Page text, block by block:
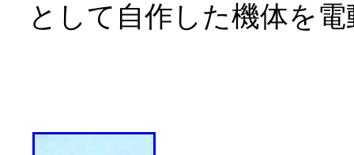
として自作した機体を